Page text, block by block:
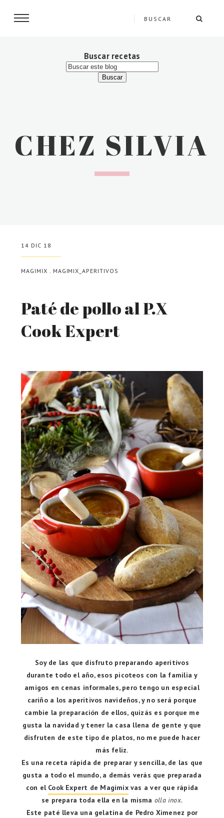
Buscar recetas
CHEZ SILVIA
14 DIC 18
MAGIMIX . MAGIMIX_APERITIVOS
Paté de pollo al P.X
Cook Expert
Soy de las que disfruto preparando aperitivos
durante todo el año, esos picoteos con la familia y
amigos en cenas informales, pero tengo un especial
cariño a los aperitivos navideños, y no será porque
cambie la preparación de ellos, quizás es porque me
gusta la navidad y tener la casa llena de gente y que
disfruten de este tipo de platos, no me puede hacer
más feliz.
Es una receta rápida de preparar y sencilla, de las que
gusta a todo el mundo, a demás verás que preparada
con el Cook Expert de Magimixvas a ver que rápida
se prepara toda ella en la misma olla inox.
Este paté lleva una gelatina de Pedro Ximenez por